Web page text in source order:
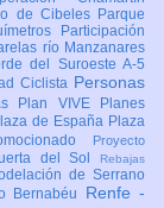
de Cibeles Parque
Participación
río Manzanares
del Suroeste A-5
Ciclista Personas
Plan VIVE
Planes
de España Plaza
Proyecto
del Sol Rebajas
de Serrano
Bernabéu Renfe -